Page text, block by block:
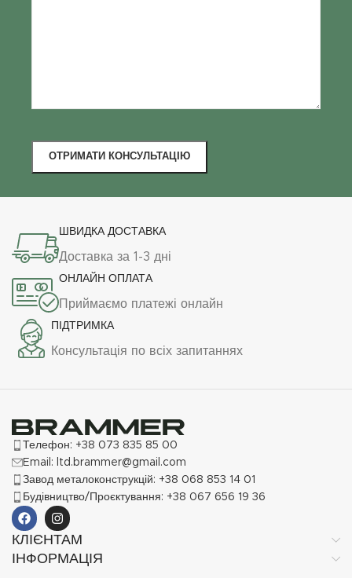
ШВИДКА ДОСТАВКА
Доставка за 1-3 дні
ОНЛАЙН ОПЛАТА
Приймаємо платежі онлайн
ПІДТРИМКА
Консультація по всіх запитаннях
Телефон: +38 073 835 85 00
Email: ltd.brammer@gmail.com
Завод металоконструкцій: +38 068 853 14 01
Будівництво/Проєктування: +38 067 656 19 36
КЛІЄНТАМ
ІНФОРМАЦІЯ